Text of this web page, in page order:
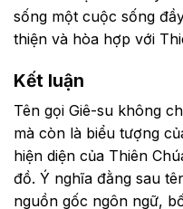
sống một cuộc sống
thiện và hòa hợp với
Kết luận
Tên gọi Giê-su không
mà còn là biểu tượng
hiện diện của Thiên
đồ. Ý nghĩa đằng sau
nguồn gốc ngôn ngữ,